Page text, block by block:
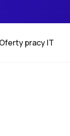
Oferty pracy IT